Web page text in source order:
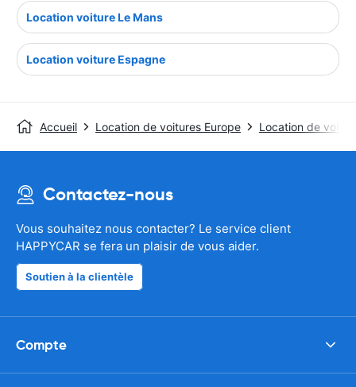
Location voiture Le Mans
Location voiture Espagne
Accueil Location de voitures Europe Location de
Contactez-nous
Vous souhaitez nous contacter? Le service client
HAPPYCAR se fera un plaisir de vous aider.
Soutien à la clientèle
Compte